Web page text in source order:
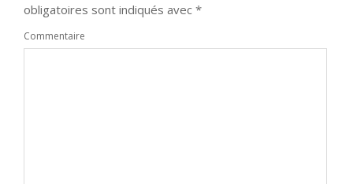
obligatoires sont indiqués avec *
Commentaire